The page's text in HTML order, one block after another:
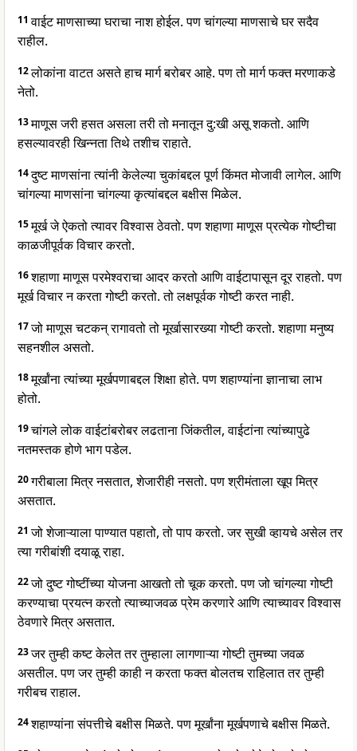
11वाईट माणसाच्या घराचा नाश होईल. पण चांगल्या माणसाचे घर सदैव
राहील.
12लोकांना वाटत असते हाच मार्ग बरोबर आहे. पण तो मार्ग फक्त मरणाकडे
नेतो.
13माणूस जरी हसत असला तरी तो मनातून दु:खी असू शकतो. आणि
हसल्यावरही खिन्नता तिथे तशीच राहाते.
14दुष्ट माणसांना त्यांनी केलेल्या चुकांबद्दल पूर्ण किंमत मोजावी लागेल. आणि
चांगल्या माणसांना चांगल्या कृत्यांबद्दल बक्षीस मिळेल.
15मूर्ख जे ऐकतो त्यावर विश्वास ठेवतो. पण शहाणा माणूस प्रत्येक गोष्टीचा
काळजीपूर्वक विचार करतो.
16शहाणा माणूस परमेश्वराचा आदर करतो आणि वाईटापासून दूर राहतो. पण
मूर्ख विचार न करता गोष्टी करतो. तो लक्षपूर्वक गोष्टी करत नाही.
17जो माणूस चटकन् रागावतो तो मूर्खासारख्या गोष्टी करतो. शहाणा मनुष्य
सहनशील असतो.
18मूर्खांना त्यांच्या मूर्खपणाबद्दल शिक्षा होते. पण शहाण्यांना ज्ञानाचा लाभ
होतो.
19चांगले लोक वाईटांबरोबर लढताना जिंकतील, वाईटांना त्यांच्यापुढे
नतमस्तक होणे भाग पडेल.
20गरीबाला मित्र नसतात, शेजारीही नसतो. पण श्रीमंताला खूप मित्र
असतात.
21जो शेजाऱ्याला पाण्यात पहातो, तो पाप करतो. जर सुखी व्हायचे असेल तर
त्या गरीबांशी दयाळू राहा.
22जो दुष्ट गोष्टींच्या योजना आखतो तो चूक करतो. पण जो चांगल्या गोष्टी
करण्याचा प्रयत्न करतो त्याच्याजवळ प्रेम करणारे आणि त्याच्यावर विश्वास
ठेवणारे मित्र असतात.
23जर तुम्ही कष्ट केलेत तर तुम्हाला लागणाऱ्या गोष्टी तुमच्या जवळ
असतील. पण जर तुम्ही काही न करता फक्त बोलतच राहिलात तर तुम्ही
गरीबच राहाल.
24शहाण्यांना संपत्तीचे बक्षीस मिळते. पण मूर्खांना मूर्खपणाचे बक्षीस मिळते.